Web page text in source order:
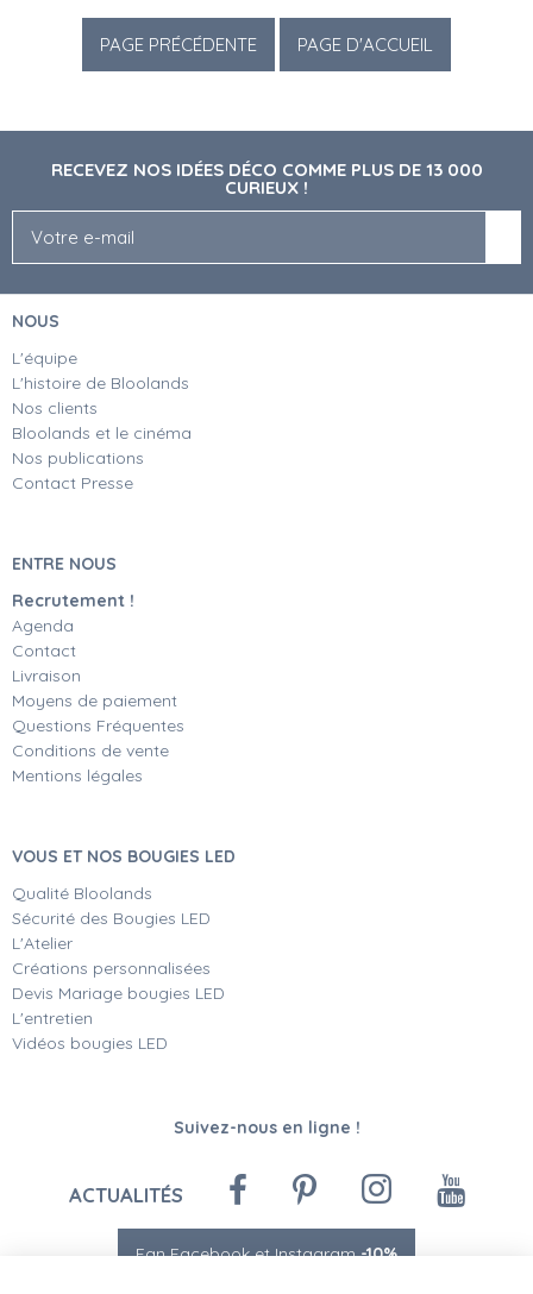
RECEVEZ NOS IDÉES DÉCO COMME PLUS DE 13 000
CURIEUX !
NOUS
L'équipe
L'histoire de Bloolands
Nos clients
Bloolands et le cinéma
Nos publications
Contact Presse
ENTRE NOUS
Recrutement !
Agenda
Contact
Livraison
Moyens de paiement
Questions Fréquentes
Conditions de vente
Mentions légales
VOUS ET NOS BOUGIES LED
Qualité Bloolands
Sécurité des Bougies LED
L'Atelier
Créations personnalisées
Devis Mariage bougies LED
L'entretien
Vidéos bougies LED
Suivez-nous en ligne !
ACTUALITÉS
Fan Facebook et Instagram-10%